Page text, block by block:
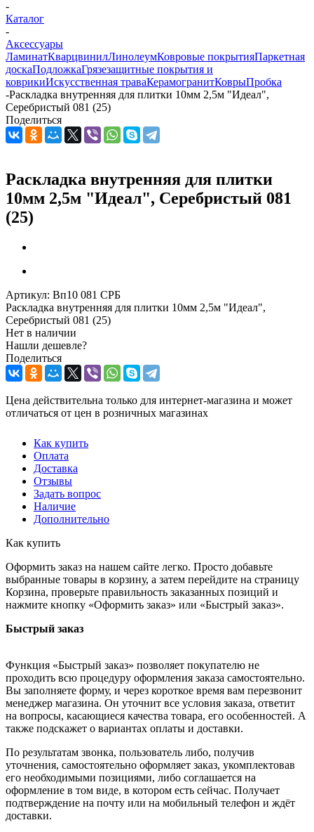
-
Каталог
-
Аксессуары
ЛаминатКварцвинилЛинолеумКовровые покрытияПаркетная
доскаПодложкаГрязезащитные покрытия и
коврикиИскусственная траваКерамогранитКоврыПробка
-Раскладка внутренняя для плитки 10мм 2,5м "Идеал",
Серебристый 081 (25)
Поделиться
Раскладка внутренняя для плитки
10мм 2,5м "Идеал", Серебристый 081
(25)
Артикул: Вп10 081 СРБ
Раскладка внутренняя для плитки 10мм 2,5м "Идеал",
Серебристый 081 (25)
Нет в наличии
Нашли дешевле?
Поделиться
Цена действительна только для интернет-магазина и может
отличаться от цен в розничных магазинах
Как купить
Оплата
Доставка
Отзывы
Задать вопрос
Наличие
Дополнительно
Как купить
Оформить заказ на нашем сайте легко. Просто добавьте
выбранные товары в корзину, а затем перейдите на страницу
Корзина, проверьте правильность заказанных позиций и
нажмите кнопку «Оформить заказ» или «Быстрый заказ».
Быстрый заказ
Функция «Быстрый заказ» позволяет покупателю не
проходить всю процедуру оформления заказа самостоятельно.
Вы заполняете форму, и через короткое время вам перезвонит
менеджер магазина. Он уточнит все условия заказа, ответит
на вопросы, касающиеся качества товара, его особенностей. А
также подскажет о вариантах оплаты и доставки.
По результатам звонка, пользователь либо, получив
уточнения, самостоятельно оформляет заказ, укомплектовав
его необходимыми позициями, либо соглашается на
оформление в том виде, в котором есть сейчас. Получает
подтверждение на почту или на мобильный телефон и ждёт
доставки.